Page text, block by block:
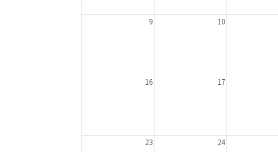
9 10
16 17
23 24